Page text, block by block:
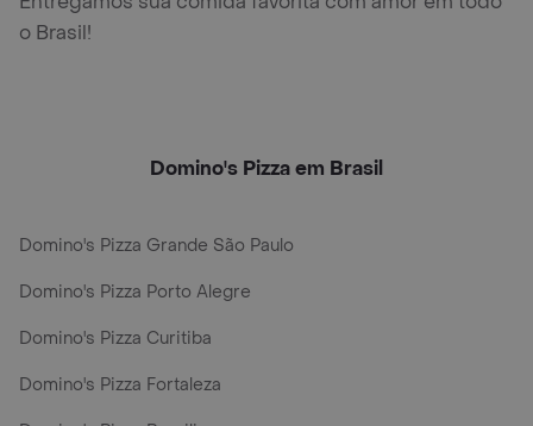
o Brasil!
Domino's Pizza em Brasil
Domino's Pizza Grande São Paulo
Domino's Pizza Porto Alegre
Domino's Pizza Curitiba
Domino's Pizza Fortaleza